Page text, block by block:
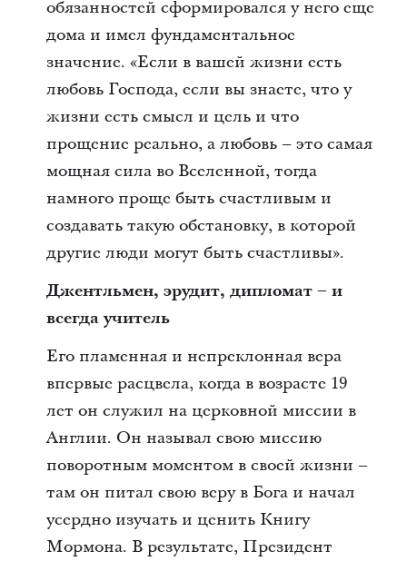
обязанностей сформировался у него еще
дома и имел фундаментальное
значение. «Если в вашей жизни есть
любовь Господа, если вы знаете, что у
жизни есть смысл и цель и что
прощение реально, а любовь – это самая
мощная сила во Вселенной, тогда
намного проще быть счастливым и
создавать такую обстановку, в которой
другие люди могут быть счастливы».
Джентльмен, эрудит, дипломат – и
всегда учитель
Его пламенная и непреклонная вера
впервые расцвела, когда в возрасте 19
лет он служил на церковной миссии в
Англии. Он называл свою миссию
поворотным моментом в своей жизни –
там он питал свою веру в Бога и начал
усердно изучать и ценить Книгу
Мормона. В результате, Президент